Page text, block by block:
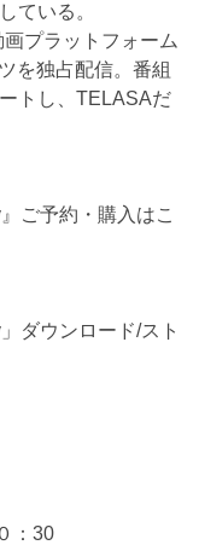
ている。
プラットフォーム
を独占配信。番組
トし、TELASAだ
ご予約・購入はこ
ダウンロード/スト
：30